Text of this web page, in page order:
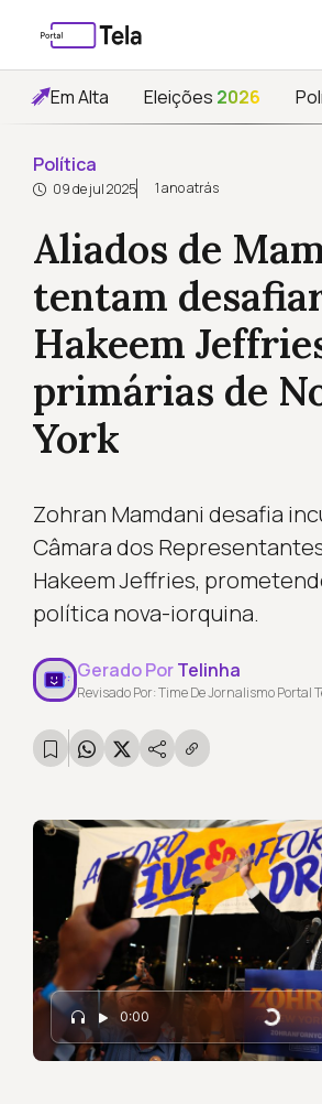
Em Alta Eleições 2026
Política
09 de jul 2025 1 ano atrás
Aliados de
tentam
Hakeem
primárias de
York
Zohran Mamdani desafia
Câmara dos
Hakeem Jeffries,
política nova-iorquina.
Gerado PorTelinha
Revisado Por: Time De Jornalismo Portal
0:00 Carregando...